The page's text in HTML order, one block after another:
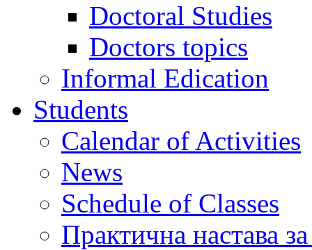
Doctoral Studies
Doctors topics
Informal Edication
Students
Calendar of Activities
News
Schedule of Classes
Практична настава